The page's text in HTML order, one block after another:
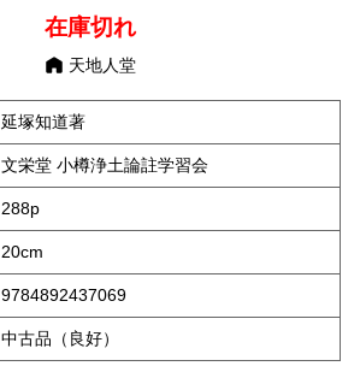
在庫切れ
天地人堂
延塚知道著
文栄堂 小樽浄土論註学習会
288p
20cm
9784892437069
中古品（良好）